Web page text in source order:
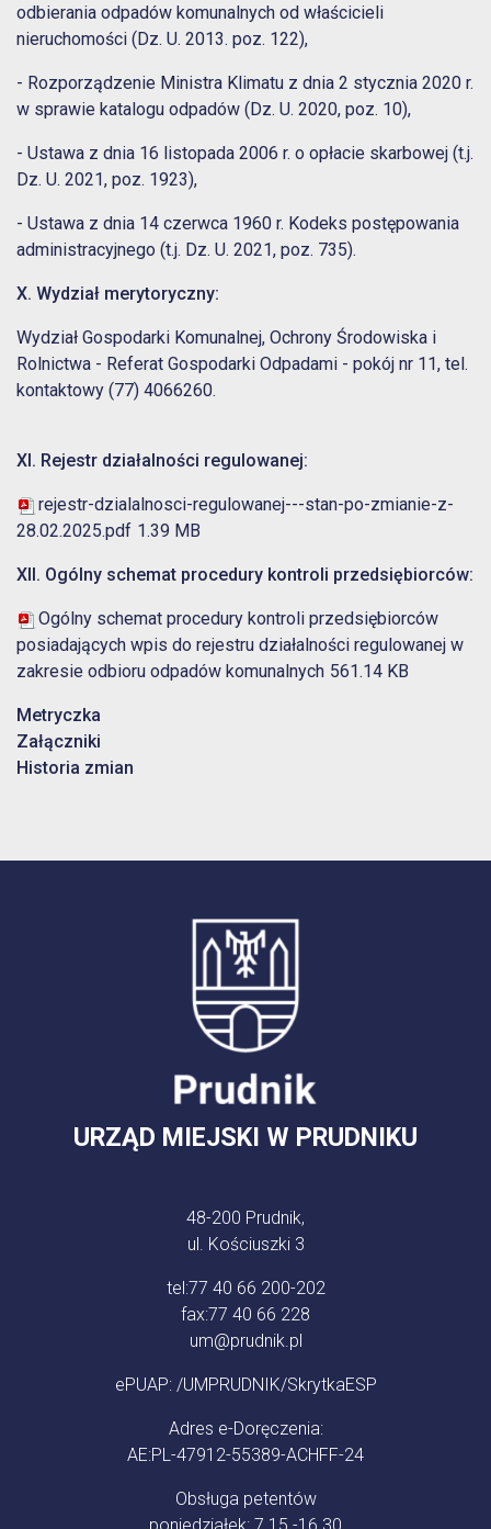
odbierania odpadów komunalnych od właścicieli
nieruchomości (Dz. U. 2013. poz. 122),
- Rozporządzenie Ministra Klimatu z dnia 2 stycznia 2020 r.
w sprawie katalogu odpadów (Dz. U. 2020, poz. 10),
- Ustawa z dnia 16 listopada 2006 r. o opłacie skarbowej (t.j.
Dz. U. 2021, poz. 1923),
- Ustawa z dnia 14 czerwca 1960 r. Kodeks postępowania
administracyjnego (t.j. Dz. U. 2021, poz. 735).
X. Wydział merytoryczny:
Wydział Gospodarki Komunalnej, Ochrony Środowiska i
Rolnictwa - Referat Gospodarki Odpadami - pokój nr 11, tel.
kontaktowy (77) 4066260.
XI. Rejestr działalności regulowanej:
rejestr-dzialalnosci-regulowanej---stan-po-zmianie-z-
28.02.2025.pdf 1.39 MB
XII. Ogólny schemat procedury kontroli przedsiębiorców:
Ogólny schemat procedury kontroli przedsiębiorców
posiadających wpis do rejestru działalności regulowanej w
zakresie odbioru odpadów komunalnych 561.14 KB
Metryczka
Załączniki
Historia zmian
URZĄD MIEJSKI W PRUDNIKU
48-200 Prudnik,
ul. Kościuszki 3
tel:77 40 66 200-202
fax:77 40 66 228
um@prudnik.pl
ePUAP: /UMPRUDNIK/SkrytkaESP
Adres e-Doręczenia:
AE:PL-47912-55389-ACHFF-24
Obsługa petentów
poniedziałek: 7.15 -16.30